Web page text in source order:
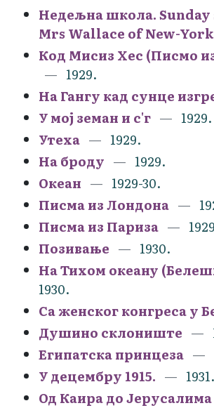
Недељна школа. Sunday
Mrs Wallace of New-York
Код Мисиз Хес (Писмо
1929.
На Гангу кад сунце
У мој земан и с'г
1929.
Утеха
1929.
На броду
1929.
Океан
1929-30.
Писма из Лондона
Писма из Париза
Позивање
1930.
На Тихом океану
1930.
Са женског конгреса у
Душино склониште
Египатска принцеза
У децембру 1915.
1931.
Од Каира до Јерусалима